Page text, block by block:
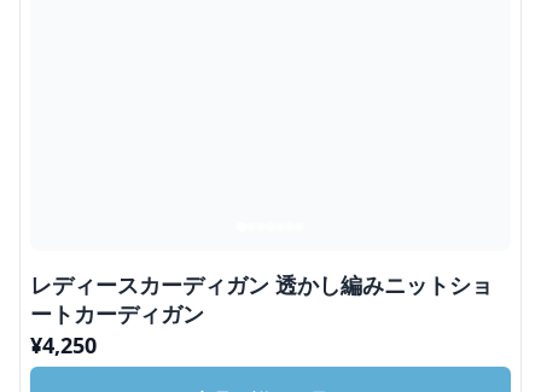
レディースカーディガン 透かし編みニットショ
ートカーディガン
¥4,250